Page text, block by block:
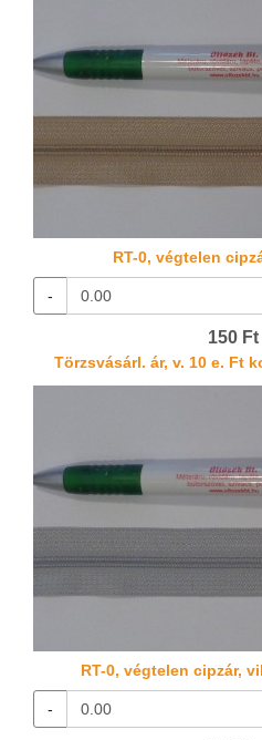
RT-0, végtelen
-
150 Ft
Törzsvásárl. ár, v. 10 e. Ft
RT-0, végtelen cipzár,
-